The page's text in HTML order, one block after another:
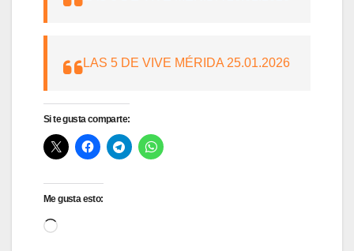
LAS 5 DE VIVE MÉRIDA 25.01.2026
Si te gusta comparte:
Me gusta esto:
Cargando...